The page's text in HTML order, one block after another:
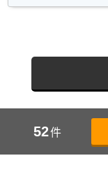
52件